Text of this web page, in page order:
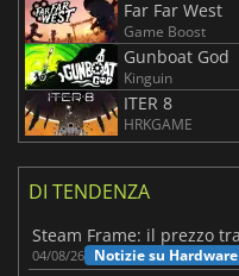
Far Far West
Game Boost
Gunboat God
Kinguin
ITER 8
HRKGAME
DI TENDENZA
04/08/26 Notizie su Hardware